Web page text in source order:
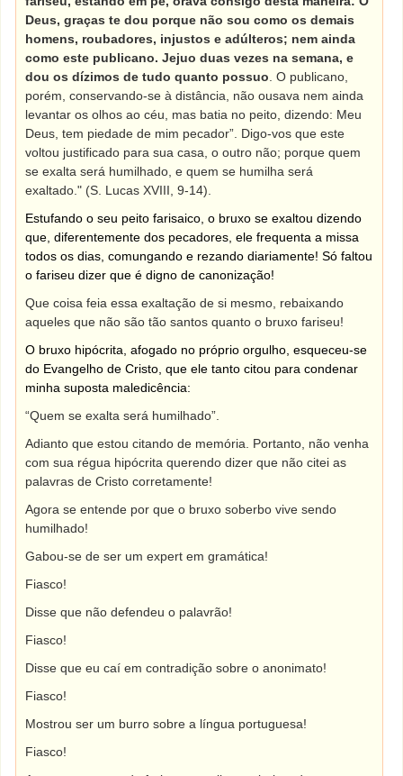
Deus, graças te dou porque não sou como os demais
homens, roubadores, injustos e adúlteros; nem ainda
como este publicano. Jejuo duas vezes na semana, e
dou os dízimos de tudo quanto possuo . O publicano,
porém, conservando-se à distância, não ousava nem ainda
levantar os olhos ao céu, mas batia no peito, dizendo: Meu
Deus, tem piedade de mim pecador”. Digo-vos que este
voltou justificado para sua casa, o outro não; porque quem
se exalta será humilhado, e quem se humilha será
exaltado." (S. Lucas XVIII, 9-14).
Estufando o seu peito farisaico, o bruxo se exaltou dizendo
que, diferentemente dos pecadores, ele frequenta a missa
todos os dias, comungando e rezando diariamente! Só faltou
o fariseu dizer que é digno de canonização!
Que coisa feia essa exaltação de si mesmo, rebaixando
aqueles que não são tão santos quanto o bruxo fariseu!
O bruxo hipócrita, afogado no próprio orgulho, esqueceu-se
do Evangelho de Cristo, que ele tanto citou para condenar
minha suposta maledicência:
“Quem se exalta será humilhado”.
Adianto que estou citando de memória. Portanto, não venha
com sua régua hipócrita querendo dizer que não citei as
palavras de Cristo corretamente!
Agora se entende por que o bruxo soberbo vive sendo
humilhado!
Gabou-se de ser um expert em gramática!
Fiasco!
Disse que não defendeu o palavrão!
Fiasco!
Disse que eu caí em contradição sobre o anonimato!
Fiasco!
Mostrou ser um burro sobre a língua portuguesa!
Fiasco!